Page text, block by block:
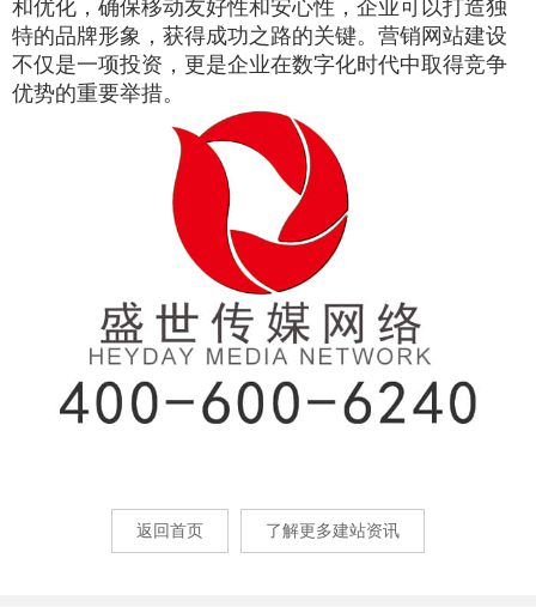
和优化，确保移动友好性和安心性，企业可以打造独
特的品牌形象，获得成功之路的关键。营销网站建设
不仅是一项投资，更是企业在数字化时代中取得竞争
优势的重要举措。
返回首页 了解更多建站资讯